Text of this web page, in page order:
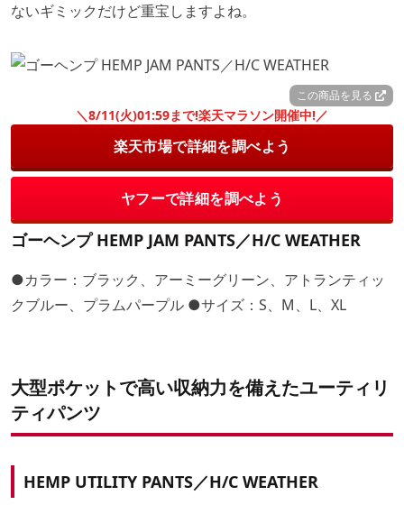
ないギミックだけど重宝しますよね。
この商品を見る
＼8/11(火)01:59まで!楽天マラソン開催中!／
楽天市場で詳細を調べよう
ヤフーで詳細を調べよう
ゴーヘンプ HEMP JAM PANTS／H/C WEATHER
●カラー：ブラック、アーミーグリーン、アトランティッ
クブルー、プラムパープル ●サイズ：S、M、L、XL
大型ポケットで高い収納力を備えたユーティリ
ティパンツ
HEMP UTILITY PANTS／H/C WEATHER